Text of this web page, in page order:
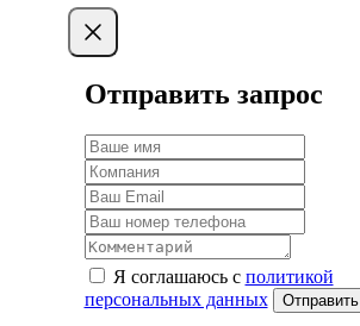
Отправить запрос
Я соглашаюсь с политикой
персональных данных
Отправить